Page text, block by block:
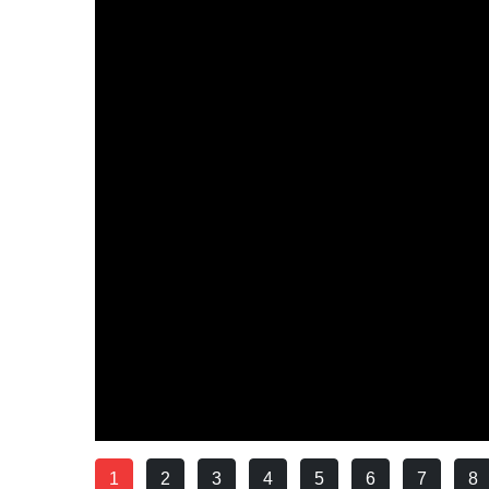
1 2 3 4 5 6 7 8